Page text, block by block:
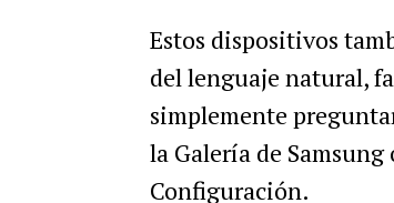
Estos dispositivos
del lenguaje natural,
simplemente
la Galería de
Configuración.